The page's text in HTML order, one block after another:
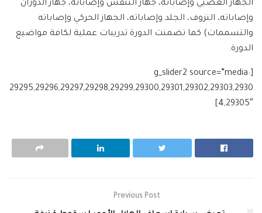
الجهاز العصبي وإصاباته، جهاز التنفس وإصاباته، جهاز الدوران
وإصاباته، النزوف، الجلد وإصاباته، الجهاز الحركي وإصاباته
والتسممات) كما تضمنت الدورة تدريبات عملية لكافة مواضيع
الدورة.
[g_slider2 source=”media:
29295,29296,29297,29298,29299,29300,29301,29302,29303,2930
4,29305″]
Previous Post